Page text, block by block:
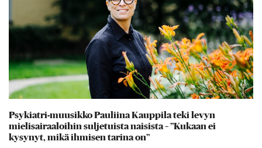
Psykiatri-muusikko Pauliina Kauppila teki levyn
mielisairaaloihin suljetuista naisista – ”Kukaan ei
kysynyt, mikä ihmisen tarina on”